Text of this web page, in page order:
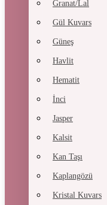
Granat/Lal
Gül Kuvars
Güneş
Havlit
Hematit
İnci
Jasper
Kalsit
Kan Taşı
Kaplangözü
Kristal Kuvars